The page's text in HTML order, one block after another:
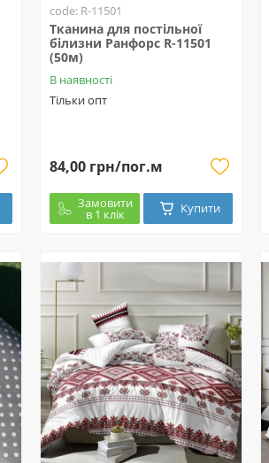
code: R-11501
Тканина для постільної
білизни Ранфорс R-11501
(50м)
В наявності
Тільки опт
84,00 грн/пог.м
Замовити
в 1 клік Купити